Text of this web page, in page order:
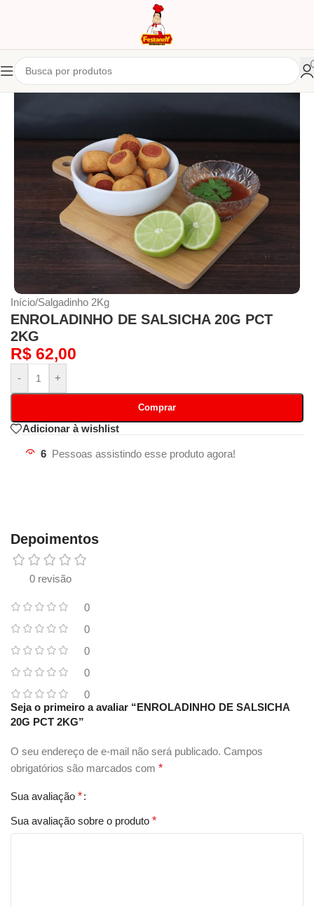
Início/Salgadinho 2Kg
ENROLADINHO DE SALSICHA 20G PCT
2KG
R$ 62,00
- +
Comprar
Adicionar à wishlist
6 Pessoas assistindo esse produto agora!
Depoimentos
0 revisão
0
0
0
0
0
Seja o primeiro a avaliar “ENROLADINHO DE SALSICHA
20G PCT 2KG”
O seu endereço de e-mail não será publicado. Campos
obrigatórios são marcados com *
Sua avaliação *
Sua avaliação sobre o produto *